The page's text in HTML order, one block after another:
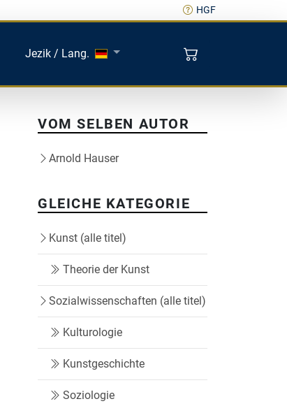
HGF
Jezik / Lang.
VOM SELBEN AUTOR
Arnold Hauser
GLEICHE KATEGORIE
Kunst (alle titel)
Theorie der Kunst
Sozialwissenschaften (alle titel)
Kulturologie
Kunstgeschichte
Soziologie